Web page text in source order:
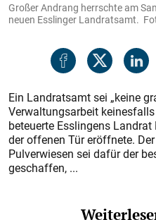
Großer Andrang herrschte am
neuen Esslinger Landratsamt.
Ein Landratsamt sei „keine
Verwaltungsarbeit
beteuerte Esslingens
der offenen Tür eröffnete.
Pulverwiesen sei dafür der
geschaffen, ...